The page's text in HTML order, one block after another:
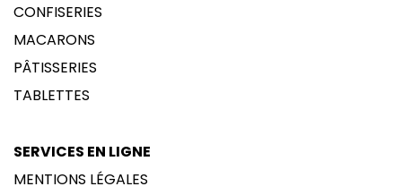
CONFISERIES
MACARONS
PÂTISSERIES
TABLETTES
SERVICES EN LIGNE
MENTIONS LÉGALES